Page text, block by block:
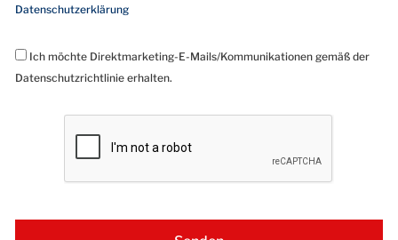
Datenschutzerklärung
Ich möchte Direktmarketing-E-Mails/Kommunikationen gemäß der
Datenschutzrichtlinie erhalten.